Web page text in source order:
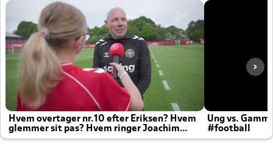
Hvem overtager nr.10 efter Eriksen? Hvem
glemmer sit pas? Hvem ringer Joachim
altid til efter kampe?
Ung vs.
#football